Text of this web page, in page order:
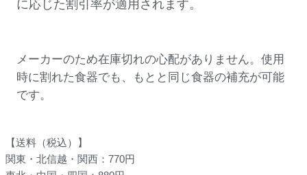
に応じた割引率が適用されます。
メーカーのため在庫切れの心配がありません。使用
時に割れた食器でも、もとと同じ食器の補充が可能
です。
【送料（税込）】
関東・北信越・関西：770円